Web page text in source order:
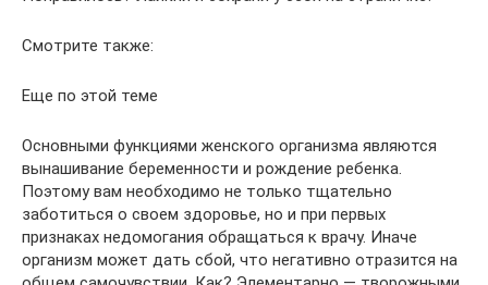
Смотрите также:
Еще по этой теме
Основными функциями женского организма являются
вынашивание беременности и рождение ребенка.
Поэтому вам необходимо не только тщательно
заботиться о своем здоровье, но и при первых
признаках недомогания обращаться к врачу. Иначе
организм может дать сбой, что негативно отразится на